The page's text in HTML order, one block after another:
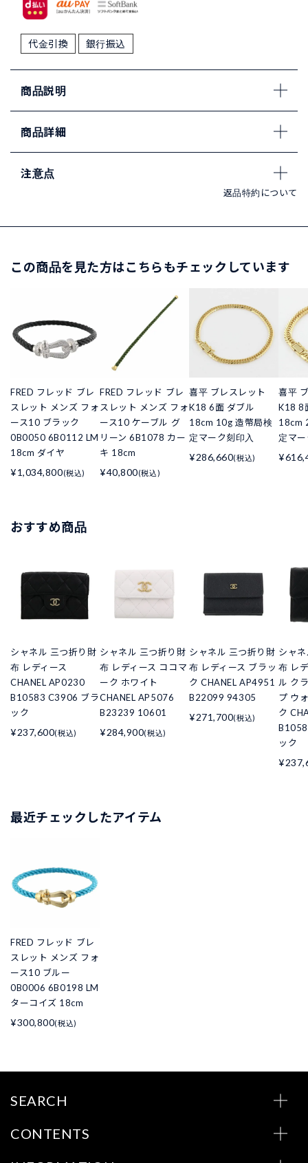
代金引換 銀行振込
商品説明
商品詳細
注意点
返品特約について
この商品を見た方はこちらもチェックしています
FRED フレッド ブレ
スレット メンズ フォ
ース10 ブラック
0B0050 6B0112 LM
18cm ダイヤ
¥1,034,800(税込)
FRED フレッド ブレ
スレット メンズ フォ
ース10 ケーブル グ
リーン 6B1078 カー
キ 18cm
¥40,800(税込)
喜平 ブレスレット
K18 6面 ダブル
18cm 10g 造幣局検
定マーク刻印入
¥286,660(税込)
喜平
K18 8
18cm
定マ
おすすめ商品
シャネル 三つ折り財
布 レディース
CHANEL AP0230
B10583 C3906 ブラ
ック
¥237,600(税込)
シャネル 三つ折り財
布 レディース ココマ
ーク ホワイト
CHANEL AP5076
B23239 10601
¥284,900(税込)
シャネル 三つ折り財
布 レディース ブラッ
ク CHANEL AP4951
B22099 94305
¥271,700(税込)
シャ
布 レ
ル ク
プ ウ
ク
ック
最近チェックしたアイテム
FRED フレッド ブレ
スレット メンズ フォ
ース10 ブルー
0B0006 6B0198 LM
ターコイズ 18cm
¥300,800(税込)
SEARCH
CONTENTS